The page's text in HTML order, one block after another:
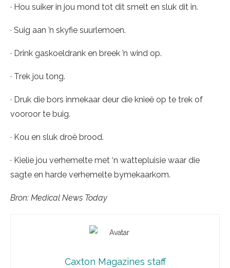
· Hou suiker in jou mond tot dit smelt en sluk dit in.
· Suig aan ’n skyfie suurlemoen.
· Drink gaskoeldrank en breek ’n wind op.
· Trek jou tong.
· Druk die bors inmekaar deur die knieë op te trek of
vooroor te buig.
· Kou en sluk droë brood.
· Kielie jou verhemelte met ‘n wattepluisie waar die
sagte en harde verhemelte bymekaarkom.
Bron: Medical News Today
Caxton Magazines staff